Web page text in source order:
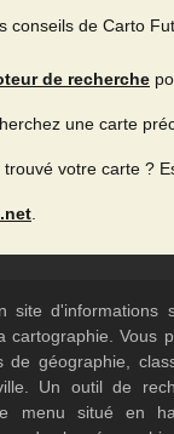
conseils de Carto
de recherche
une carte
votre carte ?
site d'informations
cartographie. Vous
de géographie,
Un outil de
menu situé en